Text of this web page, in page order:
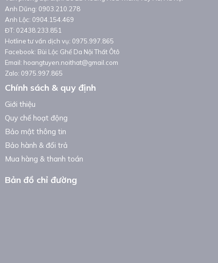
Anh Dũng: 0903.210.278
Anh Lộc: 0904.154.469
ĐT: 02438.233.851
Hotline tư vấn dịch vụ: 0975.997.865
Facebook: Bùi Lộc Ghế Da Nội Thất Ôtô
Email: hoangtuyen.noithat@gmail.com
Zalo: 0975.997.865
Chính sách & quy định
Giới thiệu
Quy chế hoạt động
Bảo mật thông tin
Bảo hành & đổi trả
Mua hàng & thanh toán
Bản đồ chỉ đường